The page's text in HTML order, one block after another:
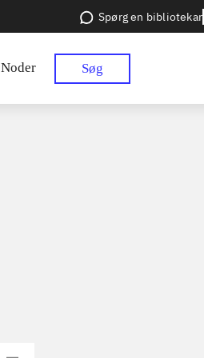
Spørg en bibliotekar
Noder Søg